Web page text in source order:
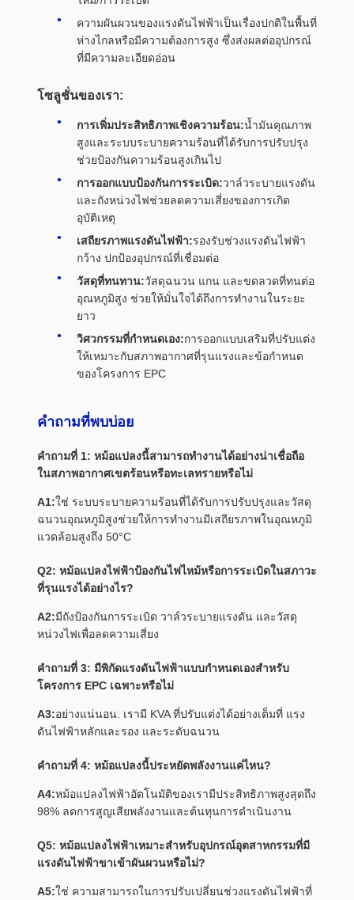
ความผันผวนของแรงดันไฟฟ้าเป็นเรื่องปกติในพื้นที่
ห่างไกลหรือมีความต้องการสูง ซึ่งส่งผลต่ออุปกรณ์
ที่มีความละเอียดอ่อน
โซลูชั่นของเรา:
การเพิ่มประสิทธิภาพเชิงความร้อน:น้ำมันคุณภาพ
สูงและระบบระบายความร้อนที่ได้รับการปรับปรุง
ช่วยป้องกันความร้อนสูงเกินไป
การออกแบบป้องกันการระเบิด:วาล์วระบายแรงดัน
และถังหน่วงไฟช่วยลดความเสี่ยงของการเกิด
อุบัติเหตุ
เสถียรภาพแรงดันไฟฟ้า:รองรับช่วงแรงดันไฟฟ้า
กว้าง ปกป้องอุปกรณ์ที่เชื่อมต่อ
วัสดุที่ทนทาน:วัสดุฉนวน แกน และขดลวดที่ทนต่อ
อุณหภูมิสูง ช่วยให้มั่นใจได้ถึงการทำงานในระยะ
ยาว
วิศวกรรมที่กำหนดเอง:การออกแบบเสริมที่ปรับแต่ง
ให้เหมาะกับสภาพอากาศที่รุนแรงและข้อกำหนด
ของโครงการ EPC
คำถามที่พบบ่อย
คำถามที่ 1: หม้อแปลงนี้สามารถทำงานได้อย่างน่าเชื่อถือ
ในสภาพอากาศเขตร้อนหรือทะเลทรายหรือไม่
A1:ใช่ ระบบระบายความร้อนที่ได้รับการปรับปรุงและวัสดุ
ฉนวนอุณหภูมิสูงช่วยให้การทำงานมีเสถียรภาพในอุณหภูมิ
แวดล้อมสูงถึง 50°C
Q2: หม้อแปลงไฟฟ้าป้องกันไฟไหม้หรือการระเบิดในสภาวะ
ที่รุนแรงได้อย่างไร?
A2:มีถังป้องกันการระเบิด วาล์วระบายแรงดัน และวัสดุ
หน่วงไฟเพื่อลดความเสี่ยง
คำถามที่ 3: มีพิกัดแรงดันไฟฟ้าแบบกำหนดเองสำหรับ
โครงการ EPC เฉพาะหรือไม่
A3:อย่างแน่นอน. เรามี KVA ที่ปรับแต่งได้อย่างเต็มที่ แรง
ดันไฟฟ้าหลักและรอง และระดับฉนวน
คำถามที่ 4: หม้อแปลงนี้ประหยัดพลังงานแค่ไหน?
A4:หม้อแปลงไฟฟ้าอัตโนมัติของเรามีประสิทธิภาพสูงสุดถึง
98% ลดการสูญเสียพลังงานและต้นทุนการดำเนินงาน
Q5: หม้อแปลงไฟฟ้าเหมาะสำหรับอุปกรณ์อุตสาหกรรมที่มี
แรงดันไฟฟ้าขาเข้าผันผวนหรือไม่?
A5:ใช่ ความสามารถในการปรับเปลี่ยนช่วงแรงดันไฟฟ้าที่